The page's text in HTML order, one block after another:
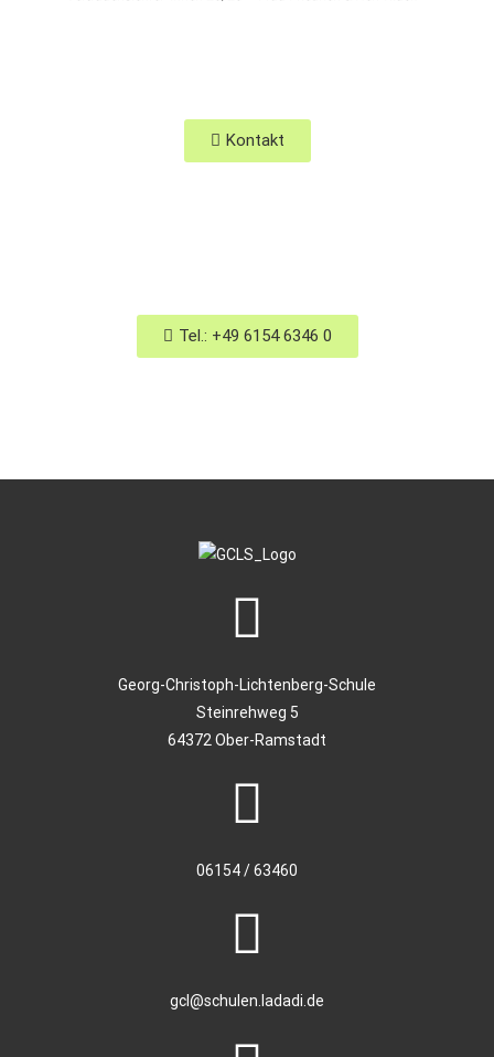
Kontakt
Tel.: +49 6154 6346 0
Georg-Christoph-Lichtenberg-Schule
Steinrehweg 5
64372 Ober-Ramstadt
06154 / 63460
gcl@schulen.ladadi.de